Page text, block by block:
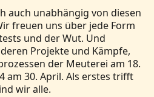
auch unabhängig von diesen
freuen uns über jede Form
und der Wut. Und
Projekte und Kämpfe,
der Meuterei am 18.
am 30. April. Als erstes trifft
wir alle.